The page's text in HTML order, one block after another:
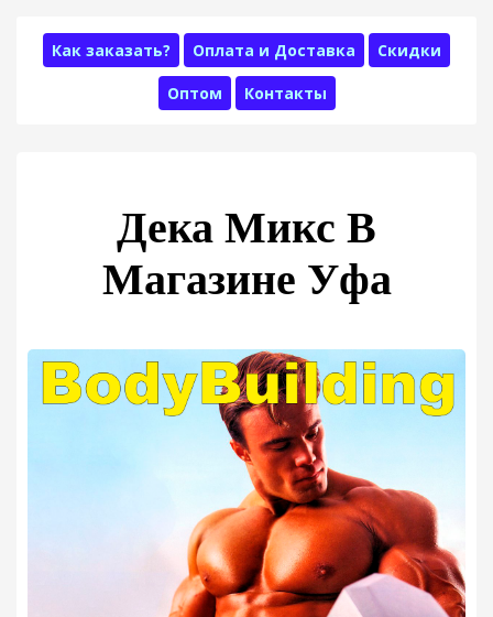
Как заказать? Оплата и Доставка Скидки
Оптом Контакты
Дека Микс В
Магазине Уфа